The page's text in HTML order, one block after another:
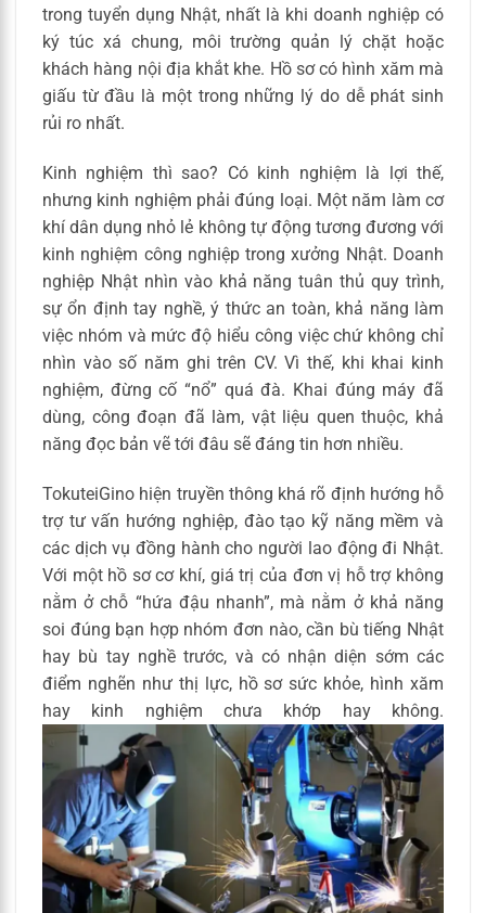
trong tuyển dụng Nhật, nhất là khi doanh nghiệp có
ký túc xá chung, môi trường quản lý chặt hoặc
khách hàng nội địa khắt khe. Hồ sơ có hình xăm mà
giấu từ đầu là một trong những lý do dễ phát sinh
rủi ro nhất.
Kinh nghiệm thì sao? Có kinh nghiệm là lợi thế,
nhưng kinh nghiệm phải đúng loại. Một năm làm cơ
khí dân dụng nhỏ lẻ không tự động tương đương với
kinh nghiệm công nghiệp trong xưởng Nhật. Doanh
nghiệp Nhật nhìn vào khả năng tuân thủ quy trình,
sự ổn định tay nghề, ý thức an toàn, khả năng làm
việc nhóm và mức độ hiểu công việc chứ không chỉ
nhìn vào số năm ghi trên CV. Vì thế, khi khai kinh
nghiệm, đừng cố “nổ” quá đà. Khai đúng máy đã
dùng, công đoạn đã làm, vật liệu quen thuộc, khả
năng đọc bản vẽ tới đâu sẽ đáng tin hơn nhiều.
TokuteiGino hiện truyền thông khá rõ định hướng hỗ
trợ tư vấn hướng nghiệp, đào tạo kỹ năng mềm và
các dịch vụ đồng hành cho người lao động đi Nhật.
Với một hồ sơ cơ khí, giá trị của đơn vị hỗ trợ không
nằm ở chỗ “hứa đậu nhanh”, mà nằm ở khả năng
soi đúng bạn hợp nhóm đơn nào, cần bù tiếng Nhật
hay bù tay nghề trước, và có nhận diện sớm các
điểm nghẽn như thị lực, hồ sơ sức khỏe, hình xăm
hay kinh nghiệm chưa khớp hay không.